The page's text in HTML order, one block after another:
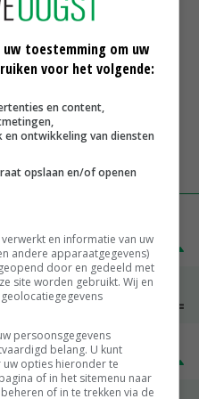
alternatieven stroomnet
€ 269,00 € 7,00
€ 1,09
€ 197,00
toestemming om uw
voor het volgende:
en content,
ontwikkeling van diensten
opslaan en/of openen
en informatie van uw
andere apparaatgegevens)
door en gedeeld met
site worden gebruikt. Wij en
persoonsgegevens
belang. U kunt
opties hieronder te
of in het sitemenu naar
of in te trekken via de